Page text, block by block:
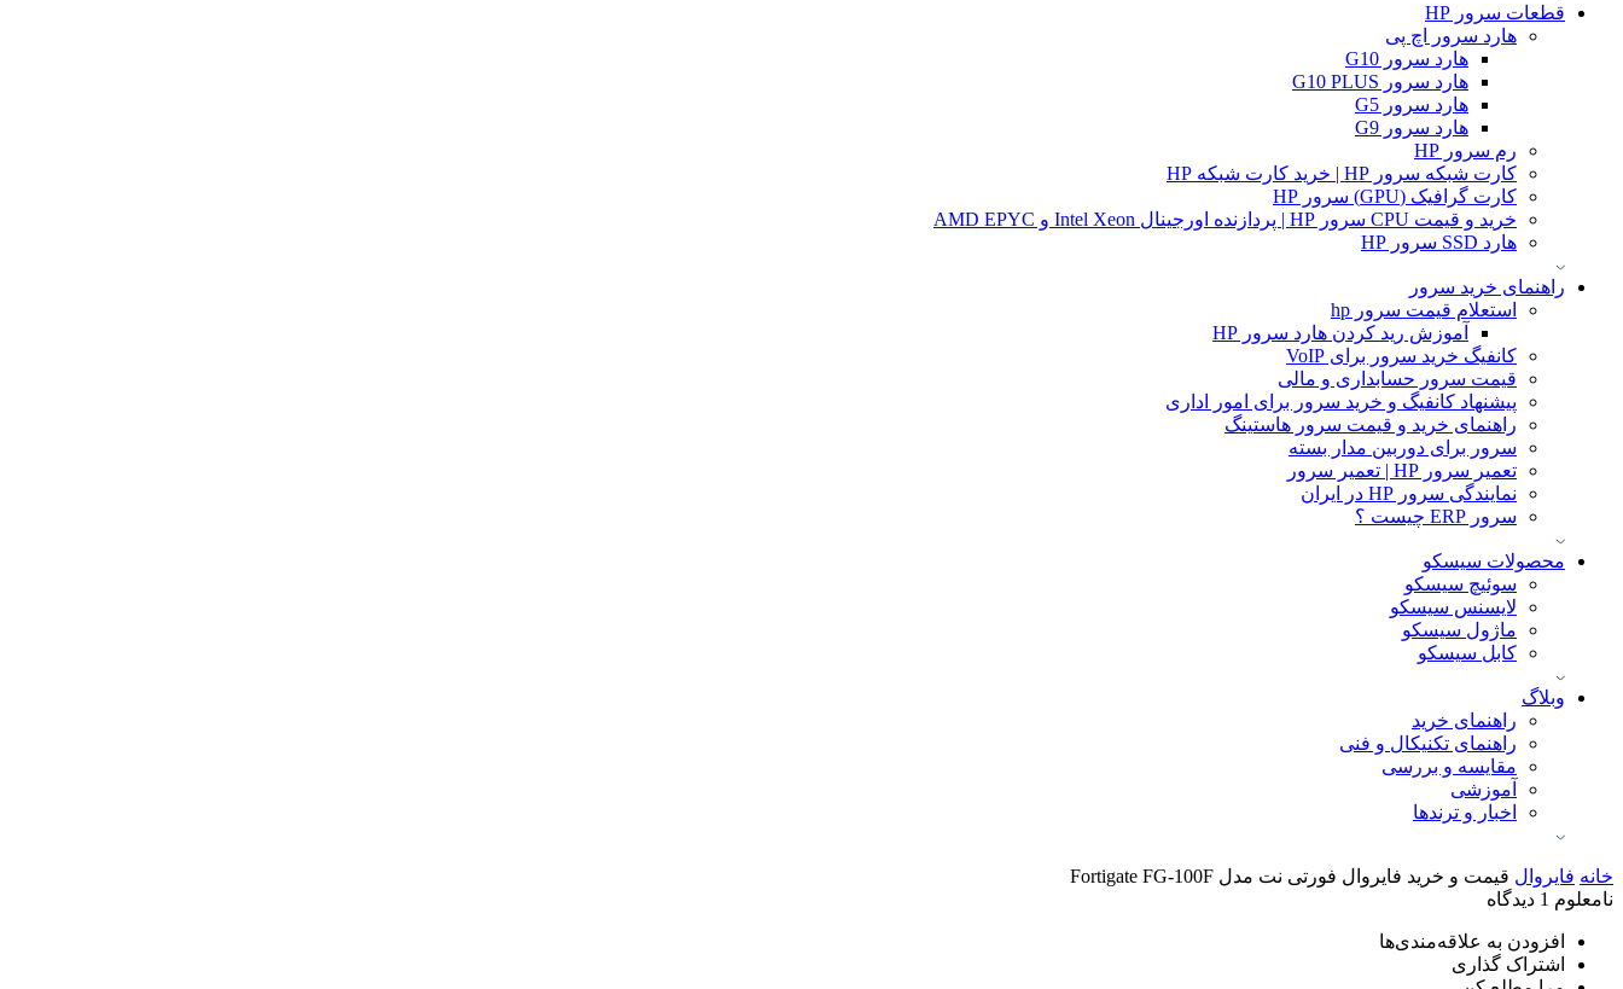
قطعات سرور HP
هارد سرور اچ پی
هارد سرور G10
هارد سرور G10 PLUS
هارد سرور G5
هارد سرور G9
رم سرور HP
کارت شبکه سرور HP | خرید کارت شبکه HP
کارت گرافیک (GPU) سرور HP
خرید و قیمت CPU سرور HP | پردازنده اورجینال Intel Xeon و AMD EPYC
هارد SSD سرور HP
راهنمای خرید سرور
استعلام قیمت سرور hp
آموزش ريد كردن هارد سرور HP
کانفیگ خرید سرور برای VoIP
قیمت سرور حسابداری و مالی
پیشنهاد کانفیگ و خرید سرور برای امور اداری
راهنمای خرید و قیمت سرور هاستینگ
سرور برای دوربین مدار بسته
تعمیر سرور HP | تعمیر سرور
نمایندگی سرور HP در ایران
سرور ERP چیست ؟
محصولات سیسکو
سوئیچ سیسکو
لایسنس سیسکو
ماژول سیسکو
کابل سیسکو
وبلاگ
راهنمای خرید
راهنمای تکنیکال و فنی
مقایسه و بررسی
آموزشی
اخبار و ترندها
خانه فایروال قیمت و خرید فایروال فورتی نت مدل Fortigate FG-100F
نامعلوم 1 دیدگاه
افزودن به علاقه‌مندی‌ها
اشتراک گذاری